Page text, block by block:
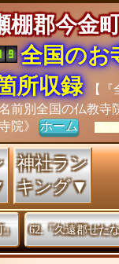
棚郡今金
全国のお
所収録
【
前別全国の仏教寺
院》ホーム [As
神社ラン
キング▼
』 62.『久遠郡せた